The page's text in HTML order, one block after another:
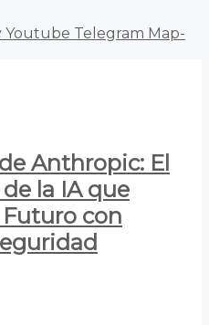
Youtube Telegram Map-
Anthropic: El
la IA que
con